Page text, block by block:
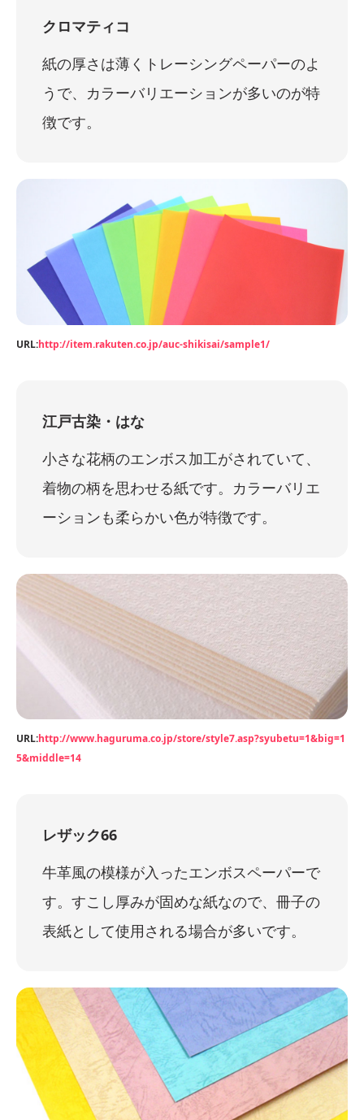
クロマティコ
紙の厚さは薄くトレーシングペーパーのよ
うで、カラーバリエーションが多いのが特
徴です。
URL:http://item.rakuten.co.jp/auc-shikisai/sample1/
江戸古染・はな
小さな花柄のエンボス加工がされていて、
着物の柄を思わせる紙です。カラーバリエ
ーションも柔らかい色が特徴です。
URL:http://www.haguruma.co.jp/store/style7.asp?syubetu=1&big=1
5&middle=14
レザック66
牛革風の模様が入ったエンボスペーパーで
す。すこし厚みが固めな紙なので、冊子の
表紙として使用される場合が多いです。